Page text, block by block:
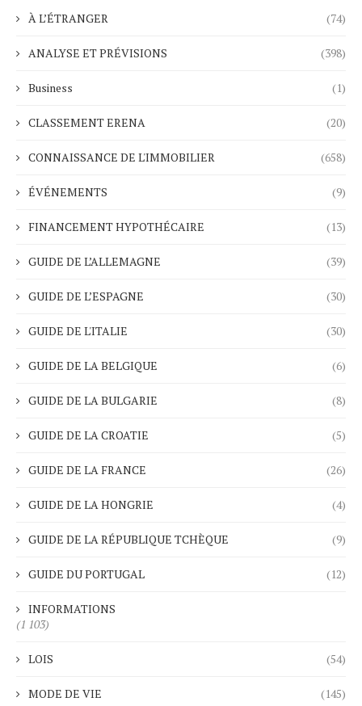
À L’ÉTRANGER (74)
ANALYSE ET PRÉVISIONS (398)
Business (1)
CLASSEMENT ERENA (20)
CONNAISSANCE DE L'IMMOBILIER (658)
ÉVÉNEMENTS (9)
FINANCEMENT HYPOTHÉCAIRE (13)
GUIDE DE L’ALLEMAGNE (39)
GUIDE DE L’ESPAGNE (30)
GUIDE DE L'ITALIE (30)
GUIDE DE LA BELGIQUE (6)
GUIDE DE LA BULGARIE (8)
GUIDE DE LA CROATIE (5)
GUIDE DE LA FRANCE (26)
GUIDE DE LA HONGRIE (4)
GUIDE DE LA RÉPUBLIQUE TCHÈQUE (9)
GUIDE DU PORTUGAL (12)
INFORMATIONS
(1 103)
LOIS (54)
MODE DE VIE (145)